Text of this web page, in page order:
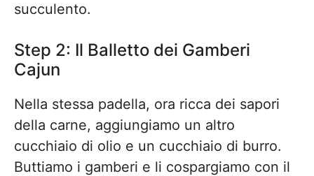
succulento.
Step 2: Il Balletto dei Gamberi
Cajun
Nella stessa padella, ora ricca dei sapori
della carne, aggiungiamo un altro
cucchiaio di olio e un cucchiaio di burro.
Buttiamo i gamberi e li cospargiamo con il